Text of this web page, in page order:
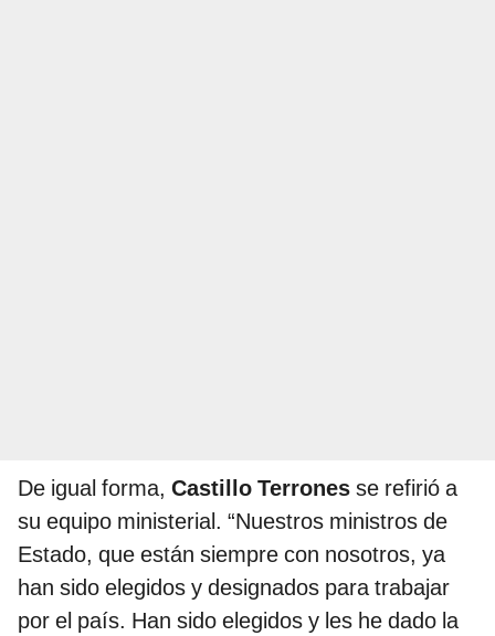
De igual forma, Castillo Terrones se refirió a
su equipo ministerial. “Nuestros ministros de
Estado, que están siempre con nosotros, ya
han sido elegidos y designados para trabajar
por el país. Han sido elegidos y les he dado la